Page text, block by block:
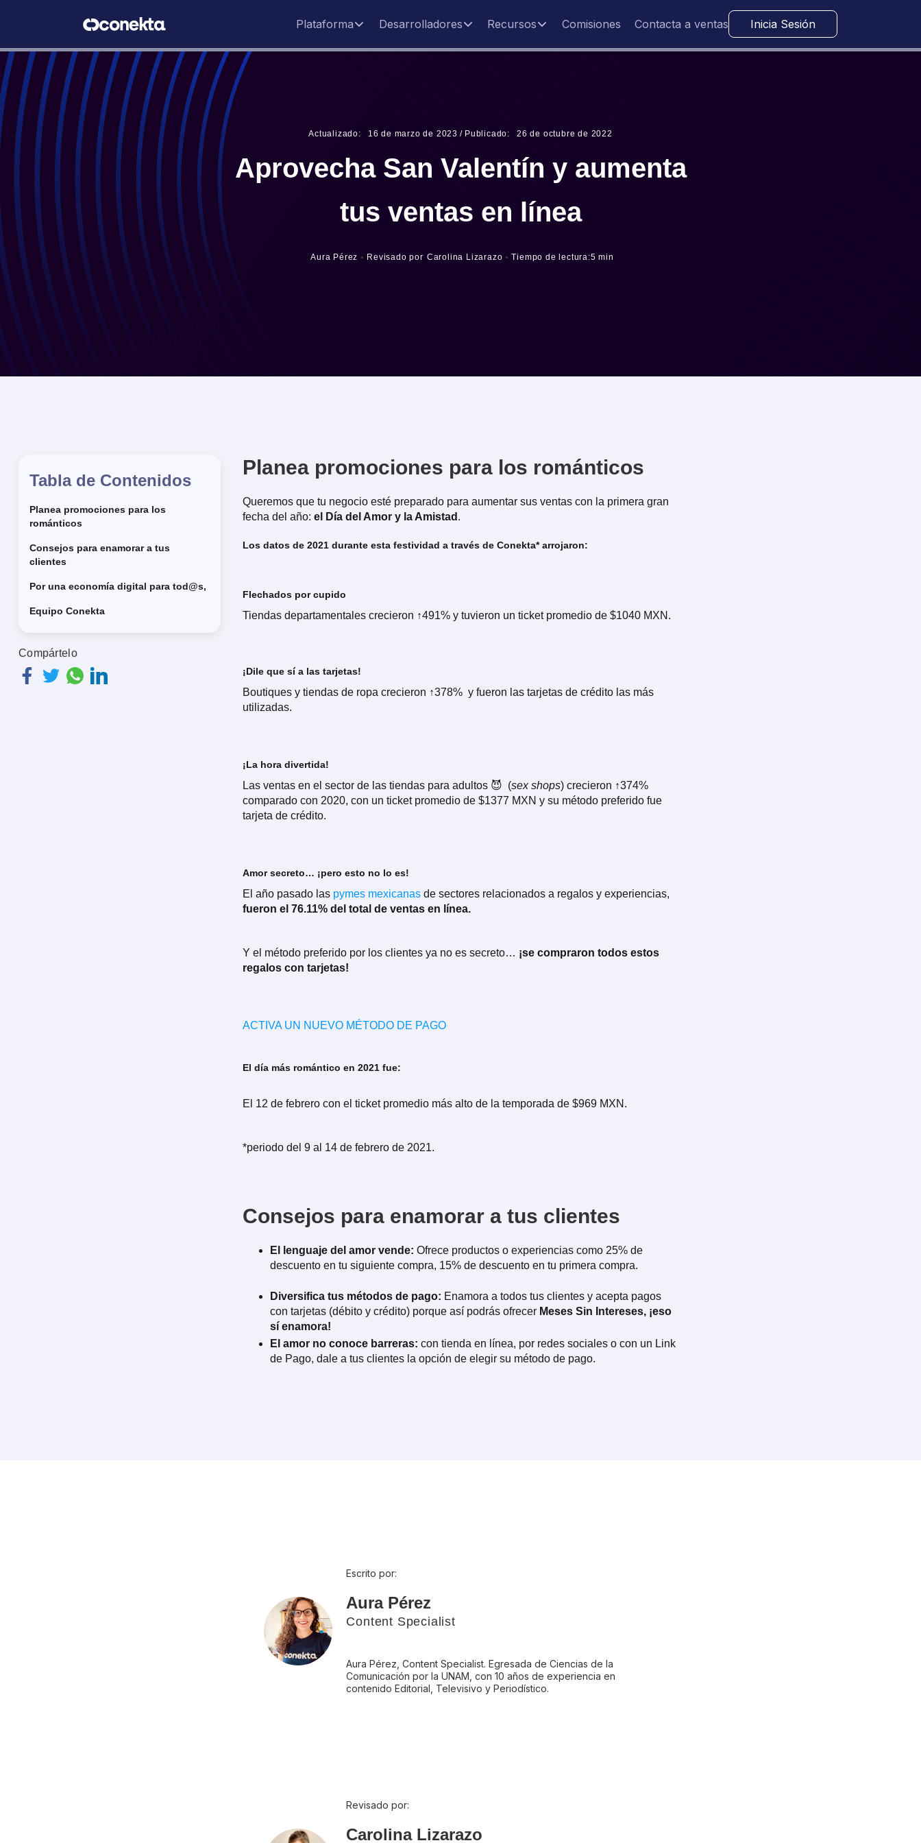
Plataforma Desarrolladores Recursos Comisiones Contacta a ventas Inicia Sesión
Actualizado: 16 de marzo de 2023 / Publicado: 26 de octubre de 2022
Aprovecha San Valentín y aumenta
tus ventas en línea
Aura Pérez Revisado por Carolina Lizarazo Tiempo de lectura:5 min
Tabla de Contenidos
Planea promociones para los
románticos
Consejos para enamorar a tus
clientes
Por una economía digital para tod@s,
Equipo Conekta
Compártelo
Planea promociones para los románticos
Queremos que tu negocio esté preparado para aumentar sus ventas con la primera gran
fecha del año: el Día del Amor y la Amistad .
Los datos de 2021 durante esta festividad a través de Conekta* arrojaron:
Flechados por cupido
Tiendas departamentales crecieron ↑491% y tuvieron un ticket promedio de $1040 MXN.
¡Dile que sí a las tarjetas!
Boutiques y tiendas de ropa crecieron ↑378% y fueron las tarjetas de crédito las más
utilizadas.
¡La hora divertida!
Las ventas en el sector de las tiendas para adultos 😈 (sex shops) crecieron ↑374%
comparado con 2020, con un ticket promedio de $1377 MXN y su método preferido fue
tarjeta de crédito.
Amor secreto… ¡pero esto no lo es!
El año pasado las pymes mexicanasde sectores relacionados a regalos y experiencias,
fueron el 76.11% del total de ventas en línea.
Y el método preferido por los clientes ya no es secreto… ¡se compraron todos estos
regalos con tarjetas!
ACTIVA UN NUEVO MÉTODO DE PAGO
El día más romántico en 2021 fue:
El 12 de febrero con el ticket promedio más alto de la temporada de $969 MXN.
*periodo del 9 al 14 de febrero de 2021.
Consejos para enamorar a tus clientes
El lenguaje del amor vende: Ofrece productos o experiencias como 25% de
descuento en tu siguiente compra, 15% de descuento en tu primera compra.
Diversifica tus métodos de pago: Enamora a todos tus clientes y acepta pagos
con tarjetas (débito y crédito) porque así podrás ofrecer Meses Sin Intereses, ¡eso
sí enamora!
El amor no conoce barreras: con tienda en línea, por redes sociales o con un Link
de Pago, dale a tus clientes la opción de elegir su método de pago.
Escrito por:
Aura Pérez
Content Specialist
Aura Pérez, Content Specialist. Egresada de Ciencias de la
Comunicación por la UNAM, con 10 años de experiencia en
contenido Editorial, Televisivo y Periodístico.
Revisado por:
Carolina Lizarazo